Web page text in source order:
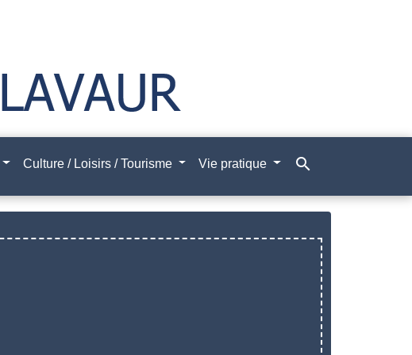
Culture / Loisirs / Tourisme Vie pratique search